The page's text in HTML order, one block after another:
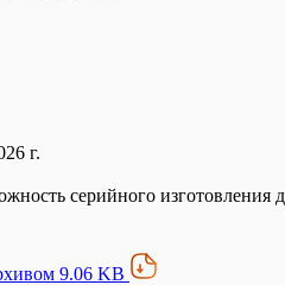
г.
серийного
9.06 KB